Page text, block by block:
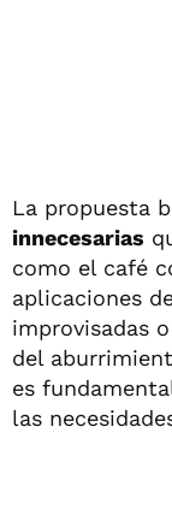
La propuesta
innecesarias
como el café
aplicaciones
improvisadas
del
es
las